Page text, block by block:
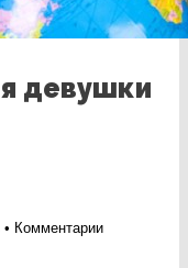
девушки
Комментариик